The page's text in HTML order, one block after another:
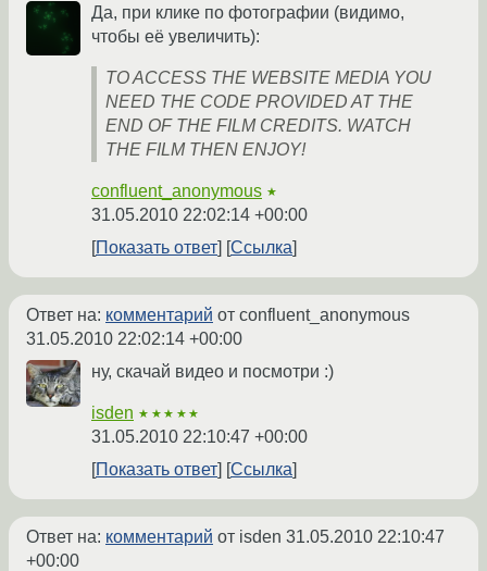
Да, при клике по фотографии (видимо,
чтобы её увеличить):
TO ACCESS THE WEBSITE MEDIA YOU
NEED THE CODE PROVIDED AT THE
END OF THE FILM CREDITS. WATCH
THE FILM THEN ENJOY!
confluent_anonymous ★
31.05.2010 22:02:14 +00:00
Показать ответ
Ссылка
Ответ на: комментарий от confluent_anonymous
31.05.2010 22:02:14 +00:00
ну, скачай видео и посмотри :)
isden ★★★★★
31.05.2010 22:10:47 +00:00
Показать ответ
Ссылка
Ответ на: комментарий от isden 31.05.2010 22:10:47
+00:00